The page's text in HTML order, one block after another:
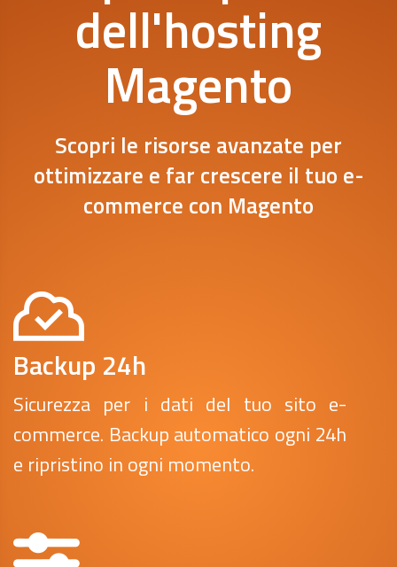
dell'hosting
Magento
Scopri le risorse avanzate per
ottimizzare e far crescere il tuo e-
commerce con Magento
Backup 24h
Sicurezza per i dati del tuo sito e-
commerce. Backup automatico ogni 24h
e ripristino in ogni momento.